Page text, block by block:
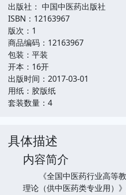
出版社： 中国中医药出版社
ISBN：12163967
版次：1
商品编码：12163967
包装：平装
开本：16开
出版时间：2017-03-01
用纸：胶版纸
套装数量：4
具体描述
内容简介
《全国中医药行业高等教
理论（供中医药类专业用）